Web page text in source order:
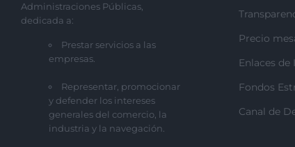
Administraciones Públicas,
dedicada a:
Prestar servicios a las
empresas.
Representar, promocionar
y defender los intereses
generales del comercio, la
industria y la navegación.
Precio
Enlaces de
Fondos
Canal de